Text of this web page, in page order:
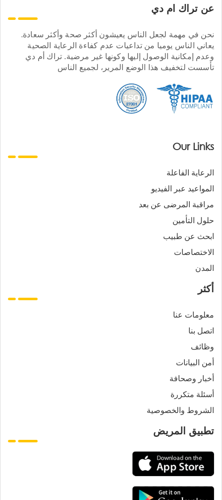
عن تراك ام دي
نحن في مهمة لجعل الناس يعيشون أكثر صحة وأكثر سعادة.
يعاني الناس يوميا من تداعيات عدم كفاءة الرعاية الصحية
وعدم إمكانية الوصول إليها وكونها غير مرضية. تراك أم دي
تأسست لتخفيف هذا الوضع المرير، لجميع الناس
Our Links
الرعاية الفاعلة
المواعيد عبر الفيديو
مراقبة المرضى عن بعد
حلول التأمين
ابحث عن طبيب
الاختصاصات
المدن
أكثر
معلومات عنا
اتصل بنا
وظائف
أمن البيانات
أخبار وصحافة
أسئلة متكررة
الشروط والخصوصية
تطبيق المريض